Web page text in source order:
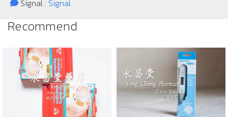
Signal : Signal
Recommend